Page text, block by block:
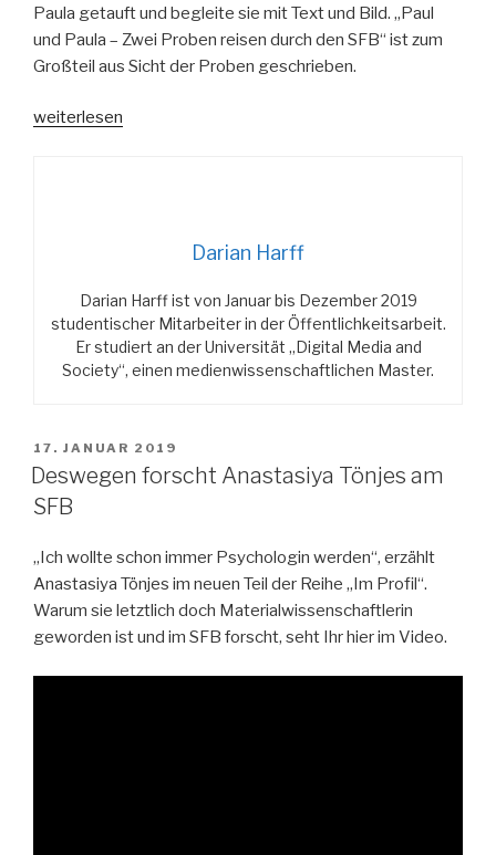
Paula getauft und begleite sie mit Text und Bild. „Paul
und Paula – Zwei Proben reisen durch den SFB“ ist zum
Großteil aus Sicht der Proben geschrieben.
„Der
weiterlesen
Darian Harff
Darian Harff ist von Januar bis Dezember 2019
studentischer Mitarbeiter in der Öffentlichkeitsarbeit.
Er studiert an der Universität „Digital Media and
Society“, einen medienwissenschaftlichen Master.
VERÖFFENTLICHT
AM
17. JANUAR 2019
Deswegen forscht Anastasiya Tönjes am
SFB
„Ich wollte schon immer Psychologin werden“, erzählt
Anastasiya Tönjes im neuen Teil der Reihe „Im Profil“.
Warum sie letztlich doch Materialwissenschaftlerin
geworden ist und im SFB forscht, seht Ihr hier im Video.